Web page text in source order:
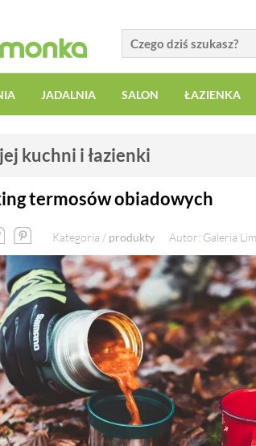
JADALNIA SALON ŁAZIENKA
kuchni i łazienki
termosów obiadowych
Kategoria / produkty Autor: Galeria